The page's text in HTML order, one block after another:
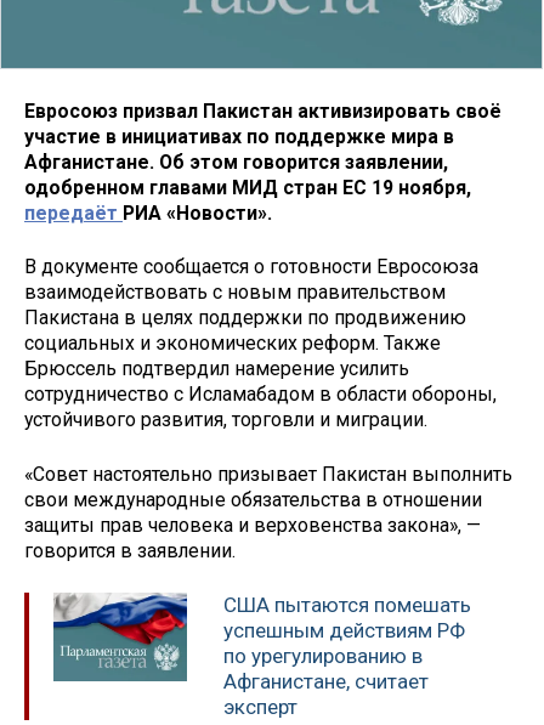
Евросоюз призвал Пакистан активизировать своё
участие в инициативах по поддержке мира в
Афганистане. Об этом говорится заявлении,
одобренном главами МИД стран ЕС 19 ноября,
передаёт РИА «Новости».
В документе сообщается о готовности Евросоюза
взаимодействовать с новым правительством
Пакистана в целях поддержки по продвижению
социальных и экономических реформ. Также
Брюссель подтвердил намерение усилить
сотрудничество с Исламабадом в области обороны,
устойчивого развития, торговли и миграции.
«Совет настоятельно призывает Пакистан выполнить
свои международные обязательства в отношении
защиты прав человека и верховенства закона», —
говорится в заявлении.
США пытаются помешать
успешным действиям РФ
по урегулированию в
Афганистане, считает
эксперт